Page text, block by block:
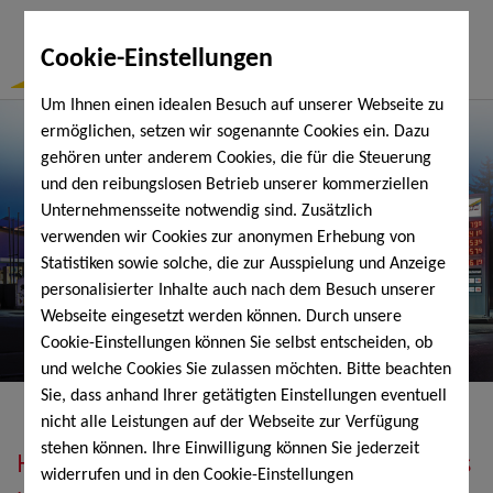
Cookie-Einstellungen
Um Ihnen einen idealen Besuch auf unserer Webseite zu
ermöglichen, setzen wir sogenannte Cookies ein. Dazu
gehören unter anderem Cookies, die für die Steuerung
und den reibungslosen Betrieb unserer kommerziellen
Unternehmensseite notwendig sind. Zusätzlich
verwenden wir Cookies zur anonymen Erhebung von
Statistiken sowie solche, die zur Ausspielung und Anzeige
personalisierter Inhalte auch nach dem Besuch unserer
Webseite eingesetzt werden können. Durch unsere
Cookie-Einstellungen können Sie selbst entscheiden, ob
und welche Cookies Sie zulassen möchten. Bitte beachten
Sie, dass anhand Ihrer getätigten Einstellungen eventuell
nicht alle Leistungen auf der Webseite zur Verfügung
stehen können. Ihre Einwilligung können Sie jederzeit
widerrufen und in den Cookie-Einstellungen
Heizöl, Diesel, Schmierstoffe, Holzpellets